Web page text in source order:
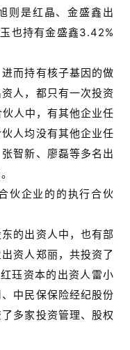
则是红晶、金盛鑫出
也持有金盛鑫3.42%
而持有核子基因的做
人，都只有一次投资
人中，有其他企业任
人均没有其他企业任
智新、廖磊等多名出
伙企业的的执行合伙
的出资人中，也有部
资人郑丽，共投资了
珏资本的出资人雷小
中民保保险经纪股份
多家投资管理、股权